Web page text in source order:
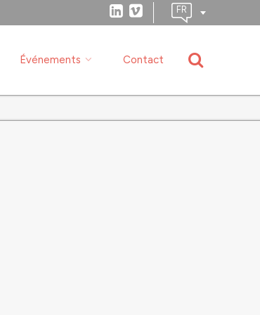
Événements Contact